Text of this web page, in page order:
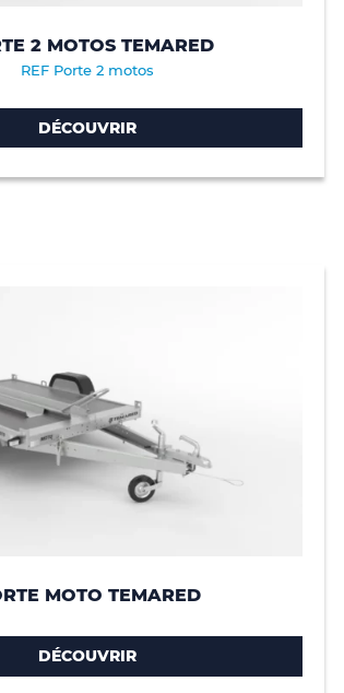
2 MOTOS TEMARED
REF Porte 2 motos
DÉCOUVRIR
MOTO TEMARED
DÉCOUVRIR